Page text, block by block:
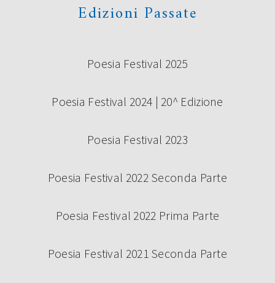
Edizioni Passate
Poesia Festival 2025
Poesia Festival 2024 | 20^ Edizione
Poesia Festival 2023
Poesia Festival 2022 Seconda Parte
Poesia Festival 2022 Prima Parte
Poesia Festival 2021 Seconda Parte